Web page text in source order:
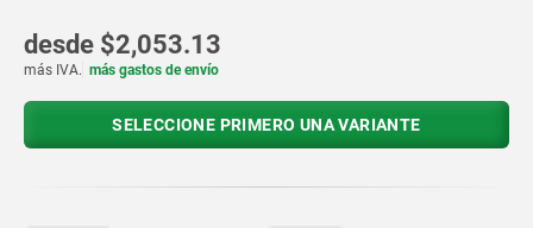
desde $2,053.13
más IVA. más gastos de envío
SELECCIONE PRIMERO UNA VARIANTE